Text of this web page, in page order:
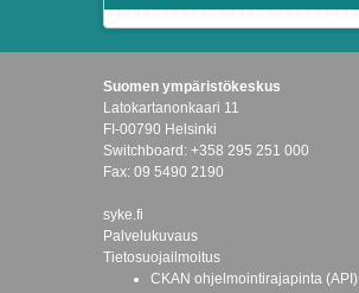
Suomen ympäristökeskus
Latokartanonkaari 11
FI-00790 Helsinki
Switchboard: +358 295 251 000
Fax: 09 5490 2190
syke.fi
Palvelukuvaus
Tietosuojailmoitus
CKAN ohjelmointirajapinta (API)